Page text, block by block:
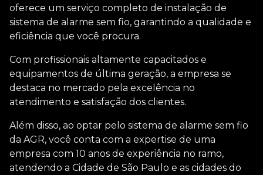
oferece um serviço completo de instalação de
sistema de alarme sem fio, garantindo a qualidade e
eficiência que você procura.
Com profissionais altamente capacitados e
equipamentos de última geração, a empresa se
destaca no mercado pela excelência no
atendimento e satisfação dos clientes.
Além disso, ao optar pelo sistema de alarme sem fio
da AGR, você conta com a expertise de uma
empresa com 10 anos de experiência no ramo,
atendendo a Cidade de São Paulo e as cidades do